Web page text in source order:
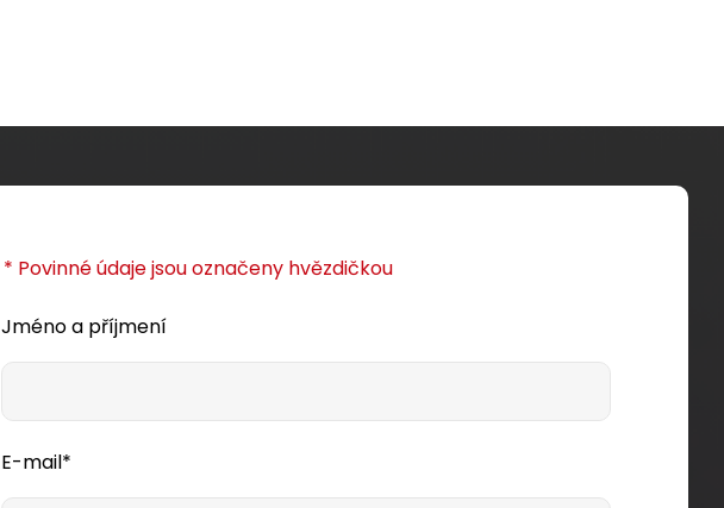
* Povinné údaje jsou označeny hvězdičkou
Jméno a příjmení
E-mail*